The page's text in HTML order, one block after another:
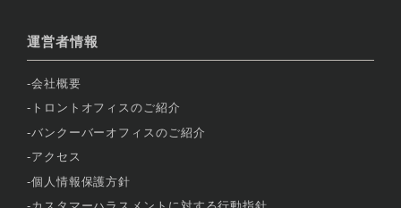
運営者情報
会社概要
トロントオフィスのご紹介
バンクーバーオフィスのご紹介
アクセス
個人情報保護方針